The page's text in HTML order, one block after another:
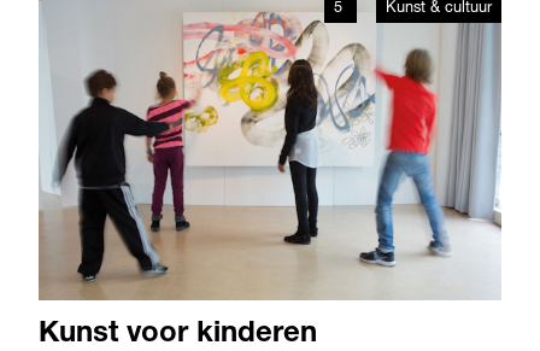
5 Kunst & cultuur
Kunst voor kinderen